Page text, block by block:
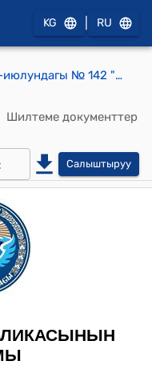
KG RU
КР 2015-жылдын 2-июлундагы № 142 "Кыргыз Республикасынын айрым мыйзам актыларына өзгөртүүлөрдү жана толуктоолорду киргизүү жөнүндө"
Шилтеме документтер
Салыштыруу